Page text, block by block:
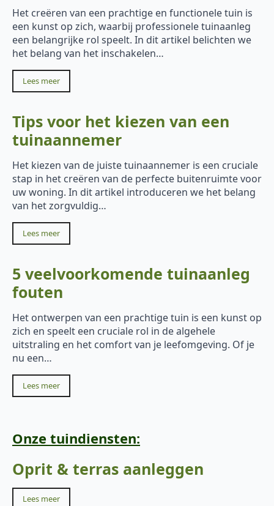
Het creëren van een prachtige en functionele tuin is
een kunst op zich, waarbij professionele tuinaanleg
een belangrijke rol speelt. In dit artikel belichten we
het belang van het inschakelen…
Lees meer
Tips voor het kiezen van een
tuinaannemer
Het kiezen van de juiste tuinaannemer is een cruciale
stap in het creëren van de perfecte buitenruimte voor
uw woning. In dit artikel introduceren we het belang
van het zorgvuldig…
Lees meer
5 veelvoorkomende tuinaanleg
fouten
Het ontwerpen van een prachtige tuin is een kunst op
zich en speelt een cruciale rol in de algehele
uitstraling en het comfort van je leefomgeving. Of je
nu een…
Lees meer
Onze tuindiensten:
Oprit & terras aanleggen
Lees meer